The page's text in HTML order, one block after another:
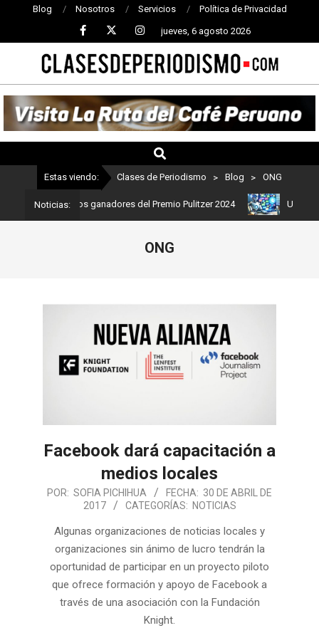
Blog Nosotros Servicios Política de Privacidad
jueves, 6 agosto 2026
CLASES
DE
PERIODISMO
Estas viendo: Clases de Periodismo > Blog > ONG
Noticias:
Estos son los ganadores del Premio Pulitzer 2024 Usuarios de
ONG
Facebook dará capacitación a
medios locales
POR: SOFIA PICHIHUA FECHA: 30 DE ABRIL DE
2017
CATEGORÍAS: NOTICIAS
Algunas organizaciones de noticias locales y
organizaciones sin ánimo de lucro tendrán la
oportunidad de participar en un proyecto piloto
que ofrece formación y apoyo de Facebook a
través de una asociación con la Fundación
Knight.